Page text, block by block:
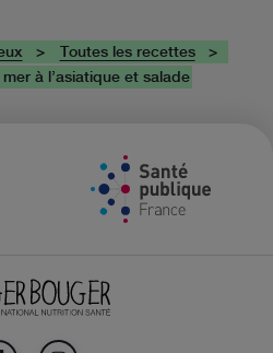
Toutes les recettes
à l’asiatique et salade